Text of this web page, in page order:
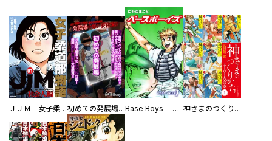
ＪＪＭ 女子柔道部物語 社会人編 初めての発展場 【白抜き修正版】 Base Boys 新装版 神さまのつくりかた。スーパー大合本